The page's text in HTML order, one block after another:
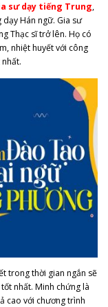
sư dạy tiếng Trung,
Hán ngữ. Gia sư
Thạc sĩ trở lên. Họ có
nhiệt huyết với công
trong thời gian ngắn sẽ
nhất. Minh chứng là
cao với chương trình